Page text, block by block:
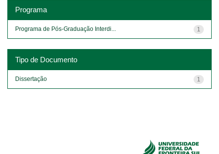
Programa
1
Programa de Pós-Graduação Interdi...
Tipo de Documento
1
Dissertação